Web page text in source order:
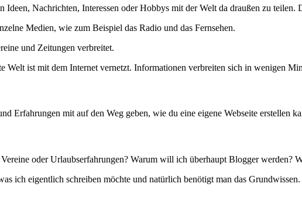
Ideen, Nachrichten, Interessen oder Hobbys mit der Welt da draußen zu teilen.
Medien, wie zum Beispiel das Radio und das Fernsehen.
und Zeitungen verbreitet.
Welt ist mit dem Internet vernetzt. Informationen verbreiten sich in wenigen
Erfahrungen mit auf den Weg geben, wie du eine eigene Webseite erstellen
oder Urlaubserfahrungen? Warum will ich überhaupt Blogger werden?
ich eigentlich schreiben möchte und natürlich benötigt man das